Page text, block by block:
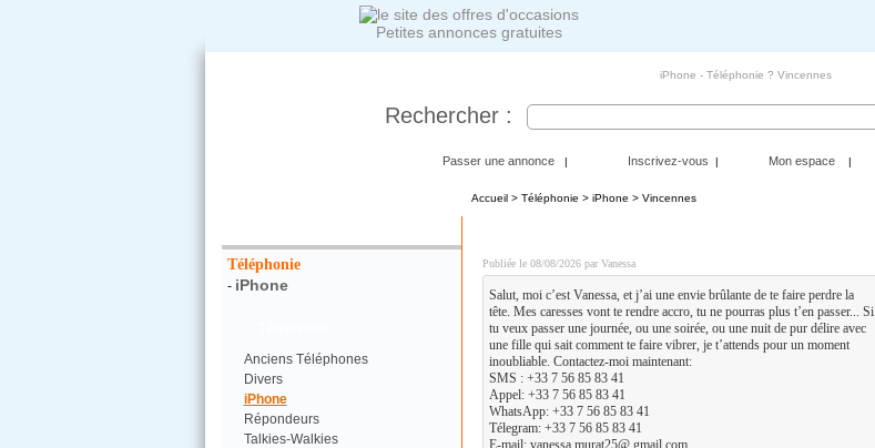
Petites annonces gratuites
iPhone - Téléphonie ? Vincennes
Rechercher :
Passer une annonce | Inscrivez-vous | Mon espace |
Téléphonie
- iPhone
Anciens Téléphones
Divers
iPhone
Répondeurs
Talkies-Walkies
Accueil> Téléphonie > iPhone > Vincennes
Publiée le 08/08/2026 par Vanessa
Salut, moi c’est Vanessa, et j’ai une envie brûlante de te faire perdre la
tête. Mes caresses vont te rendre accro, tu ne pourras plus t’en passer... Si
tu veux passer une journée, ou une soirée, ou une nuit de pur délire avec
une fille qui sait comment te faire vibrer, je t’attends pour un moment
inoubliable. Contactez-moi maintenant:
SMS : +33 7 56 85 83 41
Appel: +33 7 56 85 83 41
WhatsApp: +33 7 56 85 83 41
Télegram: +33 7 56 85 83 41
E-mail: vanessa.murat25@ gmail.com